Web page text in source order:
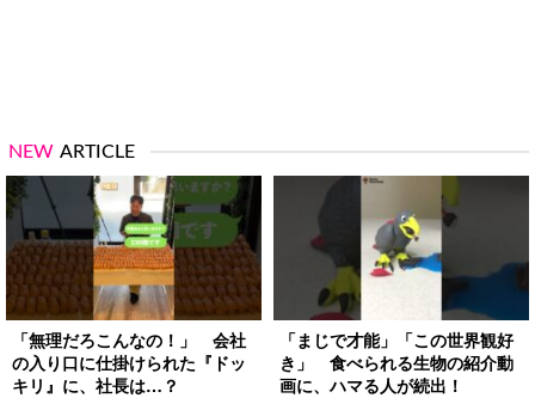
NEW ARTICLE
「無理だろこんなの！」 会社
の入り口に仕掛けられた『ドッ
キリ』に、社長は…？
「まじで才能」「この世界観好
き」 食べられる生物の紹介動
画に、ハマる人が続出！